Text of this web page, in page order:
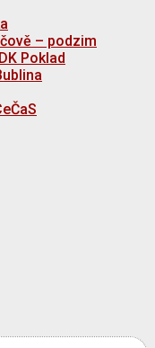
– podzim
Poklad